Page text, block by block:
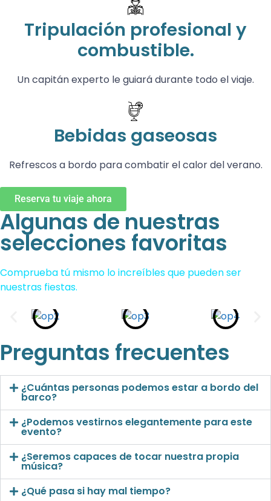
Tripulación profesional y
combustible.
Un capitán experto le guiará durante todo el viaje.
Bebidas gaseosas
Refrescos a bordo para combatir el calor del verano.
Reserva tu viaje ahora
Algunas de nuestras
selecciones favoritas
Comprueba tú mismo lo increíbles que pueden ser
nuestras fiestas.
Preguntas frecuentes
¿Cuántas personas podemos estar a bordo del
barco?
¿Podemos vestirnos elegantemente para este
evento?
¿Seremos capaces de tocar nuestra propia
música?
¿Qué pasa si hay mal tiempo?